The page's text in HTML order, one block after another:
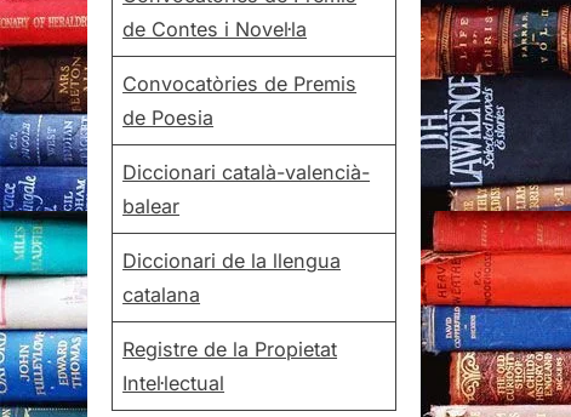
de Contes i Novel·la
Convocatòries de Premis
de Poesia
Diccionari català-valencià-
balear
Diccionari de la llengua
catalana
Registre de la Propietat
Intel·lectual